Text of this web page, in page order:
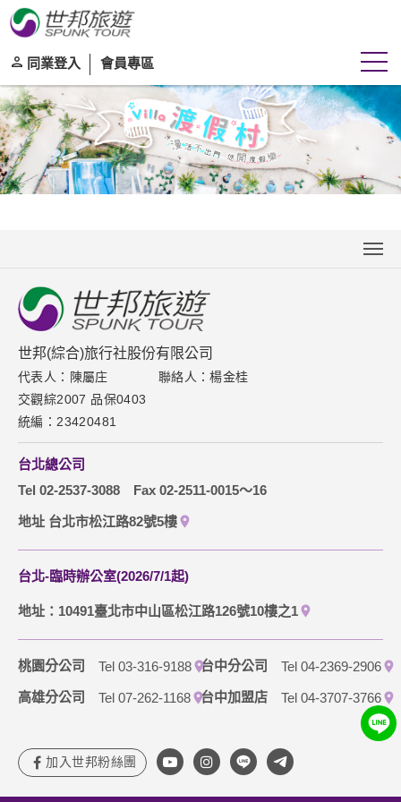
同業登入 會員專區
新聞中心
聯絡我們
下載專區
網站導覽
取消訂單說明
隱私權保護政策
世邦(綜合)旅行社股份有限公司
代表人：陳屬庄
聯絡人：楊金桂
交觀綜2007 品保0403
統編：23420481
台北總公司
Tel 02-2537-3088
Fax 02-2511-0015～16
地址 台北市松江路82號5樓
台北-臨時辦公室(2026/7/1起)
地址：10491臺北市中山區松江路126號10樓之1
桃園分公司 Tel 03-316-9188 台中分公司
Tel 04-2369-2906
高雄分公司
Tel 07-262-1168 台中加盟店 Tel 04-3707-3766